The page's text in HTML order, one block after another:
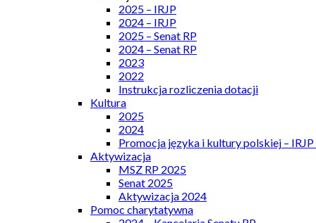
2025 – IRJP
2024 – IRJP
2025 – Senat RP
2024 – Senat RP
2023
2022
Instrukcja rozliczenia dotacji
Kultura
2025
2024
Promocja języka i kultury polskiej –
Aktywizacja
MSZ RP 2025
Senat 2025
Aktywizacja 2024
Pomoc charytatywna